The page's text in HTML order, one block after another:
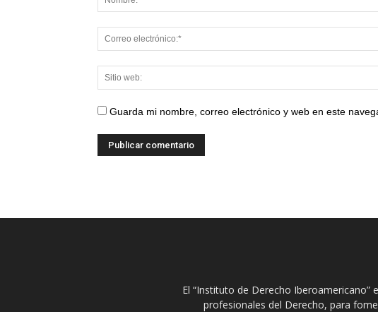
Guarda mi nombre, correo electrónico y web en este
El “Instituto de Derecho
profesionales del Derecho, para